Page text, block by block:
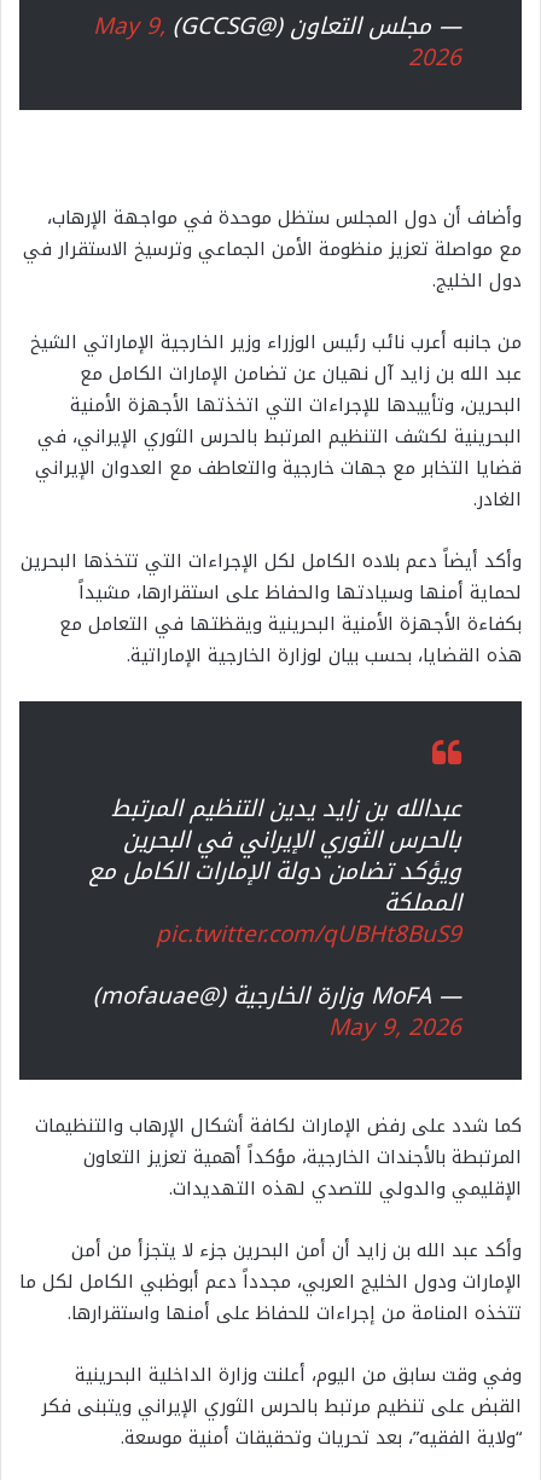
— مجلس التعاون (@GCCSG) May 9,
2026
وأضاف أن دول المجلس ستظل موحدة في مواجهة الإرهاب،
مع مواصلة تعزيز منظومة الأمن الجماعي وترسيخ الاستقرار في
دول الخليج.
من جانبه أعرب نائب رئيس الوزراء وزير الخارجية الإماراتي الشيخ
عبد الله بن زايد آل نهيان عن تضامن الإمارات الكامل مع
البحرين، وتأييدها للإجراءات التي اتخذتها الأجهزة الأمنية
البحرينية لكشف التنظيم المرتبط بالحرس الثوري الإيراني، في
قضايا التخابر مع جهات خارجية والتعاطف مع العدوان الإيراني
الغادر.
وأكد أيضاً دعم بلاده الكامل لكل الإجراءات التي تتخذها البحرين
لحماية أمنها وسيادتها والحفاظ على استقرارها، مشيداً
بكفاءة الأجهزة الأمنية البحرينية ويقظتها في التعامل مع
هذه القضايا، بحسب بيان لوزارة الخارجية الإماراتية.
عبدالله بن زايد يدين التنظيم المرتبط
بالحرس الثوري الإيراني في البحرين
ويؤكد تضامن دولة الإمارات الكامل مع
المملكة
pic.twitter.com/qUBHt8BuS9
— MoFA وزارة الخارجية (@mofauae)
May 9, 2026
كما شدد على رفض الإمارات لكافة أشكال الإرهاب والتنظيمات
المرتبطة بالأجندات الخارجية، مؤكداً أهمية تعزيز التعاون
الإقليمي والدولي للتصدي لهذه التهديدات.
وأكد عبد الله بن زايد أن أمن البحرين جزء لا يتجزأ من أمن
الإمارات ودول الخليج العربي، مجدداً دعم أبوظبي الكامل لكل ما
تتخذه المنامة من إجراءات للحفاظ على أمنها واستقرارها.
وفي وقت سابق من اليوم، أعلنت وزارة الداخلية البحرينية
القبض على تنظيم مرتبط بالحرس الثوري الإيراني ويتبنى فكر
“ولاية الفقيه”، بعد تحريات وتحقيقات أمنية موسعة.